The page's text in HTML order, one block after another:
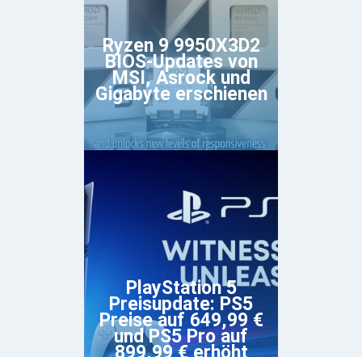
Ryzen 9 9950X3D2
BIOS-Updates von
MSI, Asrock und
Gigabyte erschienen
PlayStation 5
Preisupdate: PS5
Preise auf 649,99 €
und PS5 Pro auf
899,99 € erhöht